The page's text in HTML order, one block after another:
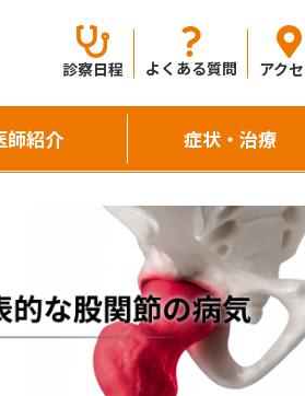
診察日程 よくある質問 アク
師紹介 症状・治療